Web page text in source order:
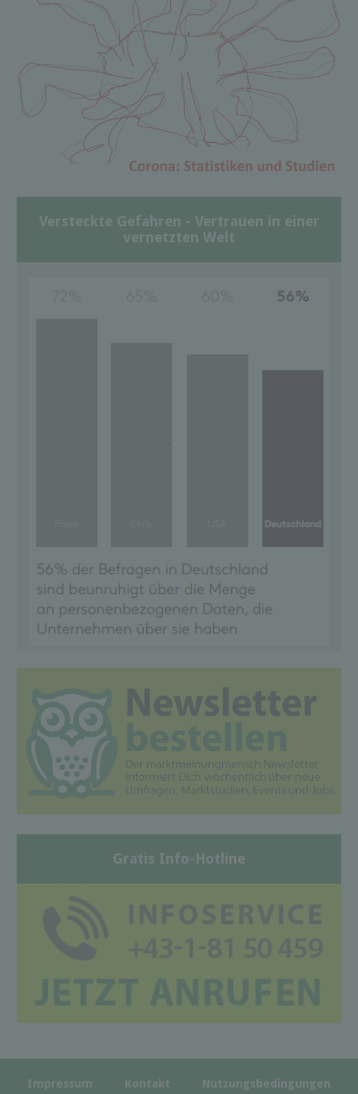
Versteckte Gefahren - Vertrauen in einer
vernetzten Welt
Gratis Info-Hotline
Impressum Kontakt Nutzungsbedingungen